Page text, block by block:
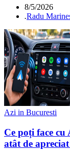
8/5/2026
.Radu
Azi in Bucuresti
Ce poți face cu
atât de